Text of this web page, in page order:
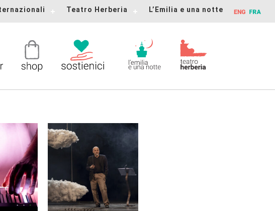
Teatro Herberia L’Emilia e una notte